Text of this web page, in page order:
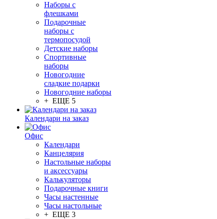
Наборы с
флешками
Подарочные
наборы с
термопосудой
Детские наборы
Спортивные
наборы
Новогодние
сладкие подарки
Новогодние наборы
+ ЕЩЕ 5
Календари на заказ
Офис
Календари
Канцелярия
Настольные наборы
и аксессуары
Калькуляторы
Подарочные книги
Часы настенные
Часы настольные
+ ЕЩЕ 3